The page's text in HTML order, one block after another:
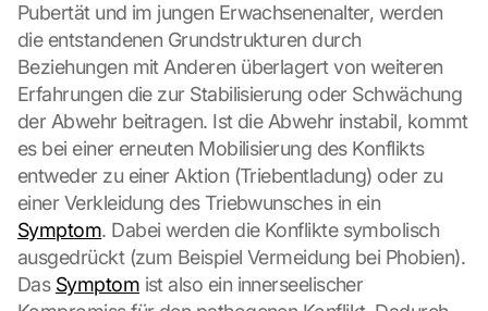
Pubertät und im jungen Erwachsenenalter, werden
die entstandenen Grundstrukturen durch
Beziehungen mit Anderen überlagert von weiteren
Erfahrungen die zur Stabilisierung oder Schwächung
der Abwehr beitragen. Ist die Abwehr instabil, kommt
es bei einer erneuten Mobilisierung des Konflikts
entweder zu einer Aktion (Triebentladung) oder zu
Symptom. Dabei werden die Konflikte symbolisch
ausgedrückt (zum Beispiel Vermeidung bei Phobien).
Das Symptom ist also ein innerseelischer